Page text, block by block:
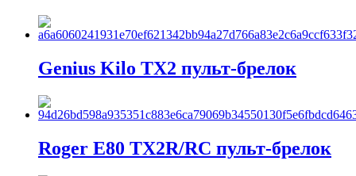
Genius Kilo TX2 пульт-брелок
Roger E80 TX2R/RC пульт-брелок